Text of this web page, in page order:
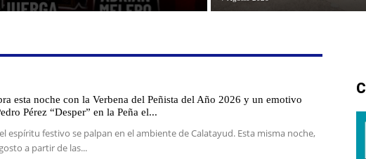
esta noche con la Verbena del Peñista del Año 2026 y un emotivo
Pérez “Desper” en la Peña el...
espíritu festivo se palpan en el ambiente de Calatayud. Esta misma noche,
a partir de las...